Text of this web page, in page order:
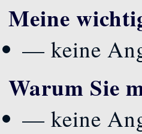
Meine
— keine
Warum Sie
— keine